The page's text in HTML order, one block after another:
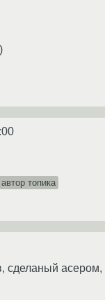
)
автор топика
сделаный